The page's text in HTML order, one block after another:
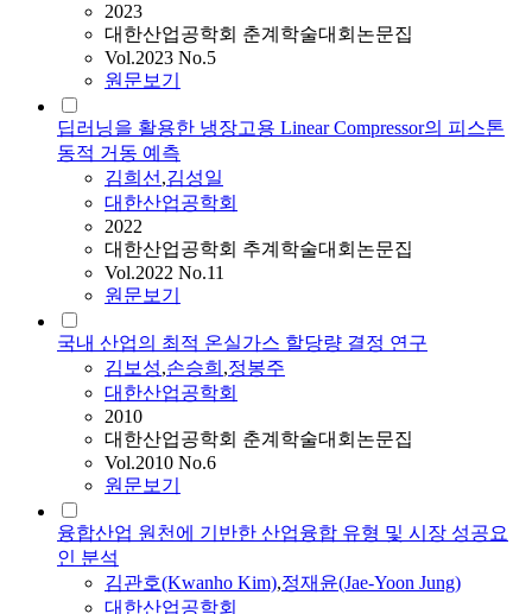
2023
대한산업공학회 춘계학술대회논문집
Vol.2023 No.5
원문보기
딥러닝을 활용한 냉장고용 Linear Compressor의 피스톤
동적 거동 예측
김희선,김성일
대한산업공학회
2022
대한산업공학회 추계학술대회논문집
Vol.2022 No.11
원문보기
국내 산업의 최적 온실가스 할당량 결정 연구
김보성,손승희 ,정봉주
대한산업공학회
2010
대한산업공학회 춘계학술대회논문집
Vol.2010 No.6
원문보기
융합산업 원천에 기반한 산업융합 유형 및 시장 성공요
인 분석
김관호(Kwanho Kim),정재윤(Jae-Yoon Jung)
대한산업공학회